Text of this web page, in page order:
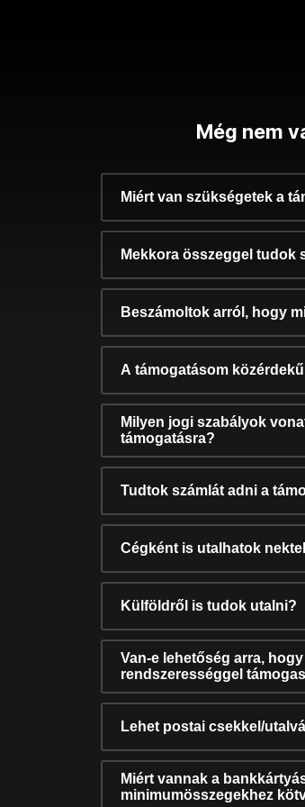
Még nem
Miért van szükségetek a
Mekkora összeggel tudok
Beszámoltok arról, hogy
A támogatásom
Milyen jogi szabályok
támogatásra?
Tudtok számlát adni a
Cégként is utalhatok
Külföldről is tudok utalni?
Van-e lehetőség arra,
rendszerességgel
Lehet postai csekkel/
Miért vannak a
minimumösszegekhez